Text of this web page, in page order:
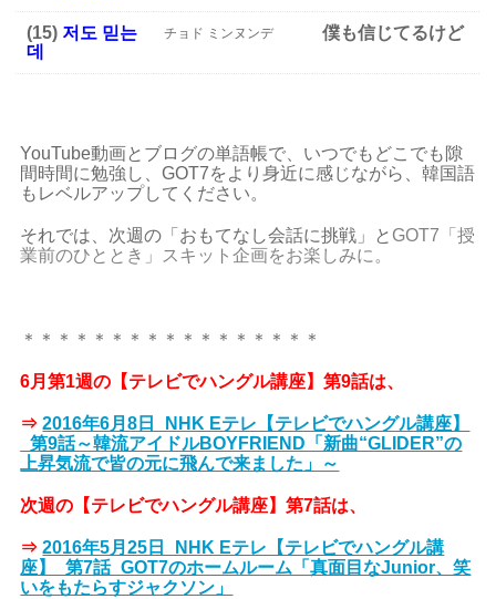
(15) 저도 믿는
데
チョド ミンヌンデ 僕も信じてるけど
YouTube動画とブログの単語帳で、いつでもどこでも隙
間時間に勉強し、GOT7をより身近に感じながら、韓国語
もレベルアップしてください。
それでは、次週の「おもてなし会話に挑戦」と GOT7「授
業前のひととき」スキット企画をお楽しみに。
＊＊＊＊＊＊＊＊＊＊＊＊＊＊＊＊＊
6月第1週の【テレビでハングル講座】第9話は、
⇒2016年6月8日_NHK Eテレ【テレビでハングル講座】
_第9話～韓流アイドルBOYFRIEND「新曲“GLIDER”の
上昇気流で皆の元に飛んで来ました」～
次週の【テレビでハングル講座】第7話は、
⇒ 2016年5月25日_NHK Eテレ【テレビでハングル講
座】_第7話_GOT7のホームルーム「真面目なJunior、笑
いをもたらすジャクソン」